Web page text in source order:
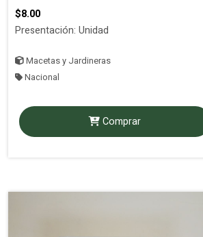
$8.00
Presentación: Unidad
Macetas y Jardineras
Nacional
Comprar